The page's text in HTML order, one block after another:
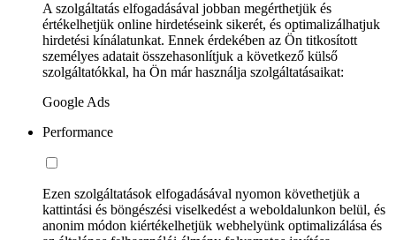
A szolgáltatás elfogadásával jobban megérthetjük és
értékelhetjük online hirdetéseink sikerét, és optimalizálhatjuk
hirdetési kínálatunkat. Ennek érdekében az Ön titkosított
személyes adatait összehasonlítjuk a következő külső
szolgáltatókkal, ha Ön már használja szolgáltatásaikat:
Google Ads
Performance
Ezen szolgáltatások elfogadásával nyomon követhetjük a
kattintási és böngészési viselkedést a weboldalunkon belül, és
anonim módon kiértékelhetjük webhelyünk optimalizálása és